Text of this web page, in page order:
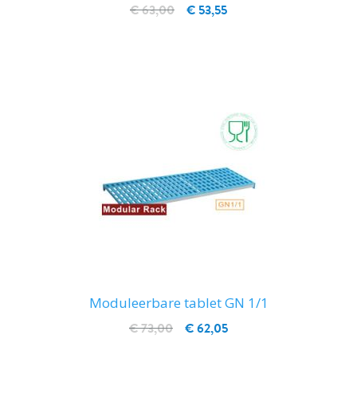
€ 53,55
€ 63,00
Moduleerbare tablet GN 1/1
€ 62,05
€ 73,00